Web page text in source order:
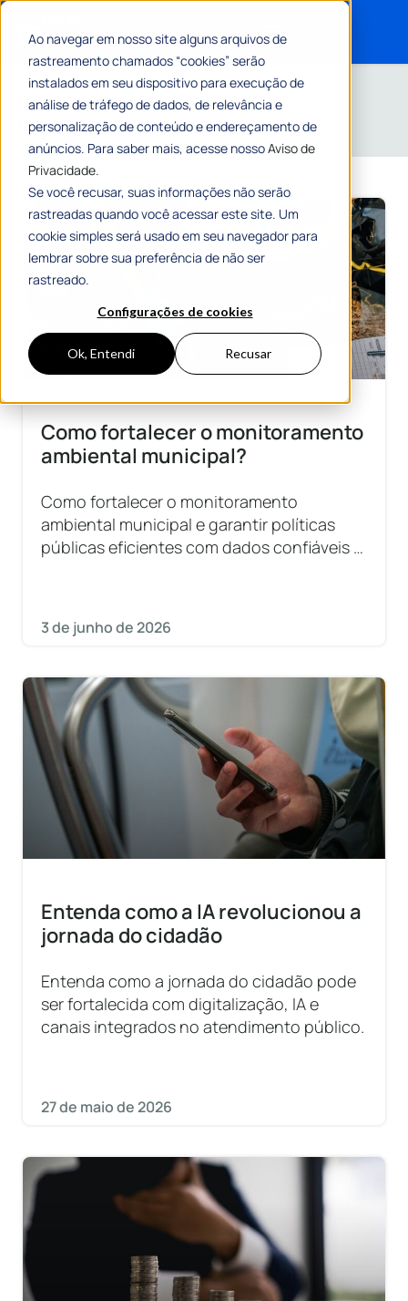
Ao navegar em nosso site alguns arquivos de
rastreamento chamados “cookies” serão
instalados em seu dispositivo para execução de
análise de tráfego de dados, de relevância e
personalização de conteúdo e endereçamento de
anúncios. Para saber mais, acesse nossoAviso de
Privacidade.
Se você recusar, suas informações não serão
rastreadas quando você acessar este site. Um
cookie simples será usado em seu navegador para
lembrar sobre sua preferência de não ser
rastreado.
Configurações de cookies
Ok, Entendi Recusar
Home»Arquivos para Carlos Oliveira
Conteúdos de
Carlos Oliveira
Como fortalecer o monitoramento
ambiental municipal?
Como fortalecer o monitoramento
ambiental municipal e garantir políticas
públicas eficientes com dados confiáveis e
3 de junho de 2026
Entenda como a IA revolucionou a
jornada do cidadão
Entenda como a jornada do cidadão pode
ser fortalecida com digitalização, IA e
canais integrados no atendimento público.
27 de maio de 2026